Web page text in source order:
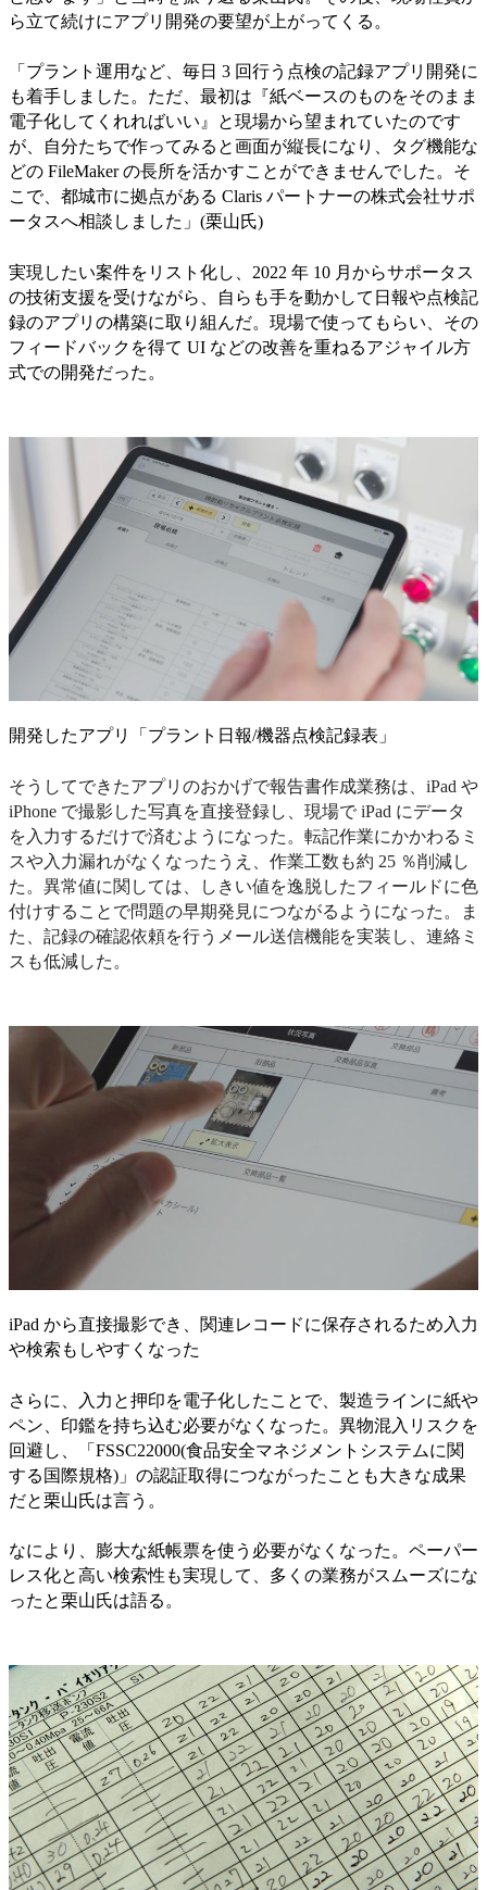
ら立て続けにアプリ開発の要望が上がってくる。
「プラント運用など、毎日 3 回行う点検の記録アプリ開発に
も着手しました。ただ、最初は『紙ベースのものをそのまま
電子化してくれればいい』と現場から望まれていたのです
が、自分たちで作ってみると画面が縦長になり、タグ機能な
どの FileMaker の長所を活かすことができませんでした。そ
こで、都城市に拠点がある Claris パートナーの株式会社サポ
ータスへ相談しました」(栗山氏)
実現したい案件をリスト化し、2022 年 10 月からサポータス
の技術支援を受けながら、自らも手を動かして日報や点検記
録のアプリの構築に取り組んだ。現場で使ってもらい、その
フィードバックを得て UI などの改善を重ねるアジャイル方
式での開発だった。
開発したアプリ「プラント日報/機器点検記録表」
そうしてできたアプリのおかげで報告書作成業務は、iPad や
iPhone で撮影した写真を直接登録し、現場で iPad にデータ
を入力するだけで済むようになった。転記作業にかかわるミ
スや入力漏れがなくなったうえ、作業工数も約 25 ％削減し
た。異常値に関しては、しきい値を逸脱したフィールドに色
付けすることで問題の早期発見につながるようになった。ま
た、記録の確認依頼を行うメール送信機能を実装し、連絡ミ
スも低減した。
iPad から直接撮影でき、関連レコードに保存されるため入力
や検索もしやすくなった
さらに、入力と押印を電子化したことで、製造ラインに紙や
ペン、印鑑を持ち込む必要がなくなった。異物混入リスクを
回避し、「FSSC22000(食品安全マネジメントシステムに関
する国際規格)」の認証取得につながったことも大きな成果
だと栗山氏は言う。
なにより、膨大な紙帳票を使う必要がなくなった。ペーパー
レス化と高い検索性も実現して、多くの業務がスムーズにな
ったと栗山氏は語る。